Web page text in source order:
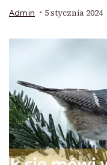
Admin 5 stycznia 2024